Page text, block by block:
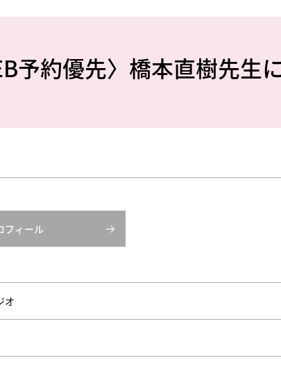
予約優先〉橋本直樹先生
フィール
オ